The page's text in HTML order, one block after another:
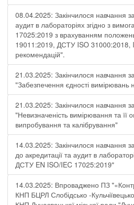
08.04.2025: Закінчилося навчання
аудит в лабораторіях згідно з
17025:2019 з врахуванням
19011:2019, ДСТУ ISO 31000:2018,
рекомендацій".
21.03.2025: Закінчилося навчання
"Забезпечення єдності вимірювань
21.03.2025: Закінчилося навчання
"Невизначеність вимірювання та її
випробування та калібрування"
14.03.2025: Закінчилося навчання
до акредитації та аудит в
ДСТУ EN ISO/IEC 17025:2019"
14.03.2025: Впроваджено ПЗ
КНП БЦРЛ Слобідсько -